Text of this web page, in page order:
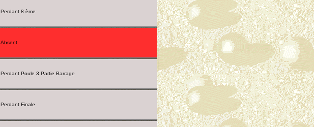
Perdant 8 ème
Absent
Perdant Poule 3 Partie Barrage
Perdant Finale